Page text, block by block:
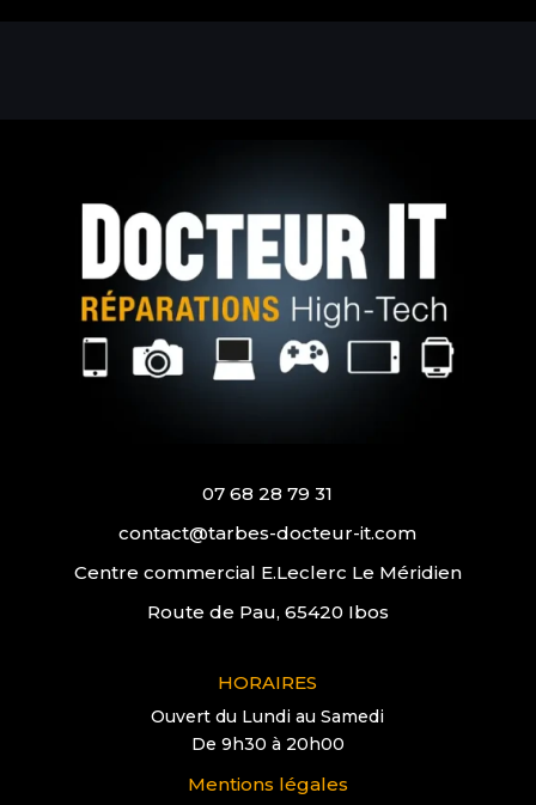
07 68 28 79 31
contact@tarbes-docteur-it.com
Centre commercial E.Leclerc Le Méridien
Route de Pau, 65420 Ibos
HORAIRES
Ouvert du Lundi au Samedi
De 9h30 à 20h00
Mentions légales